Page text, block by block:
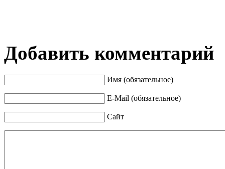
Добавить комментарий
Имя (обязательное)
E-Mail (обязательное)
Сайт